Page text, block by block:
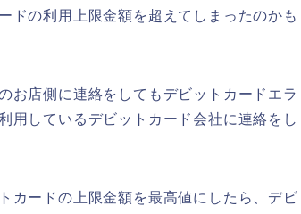
ドの利用上限金額を超えてしまったのかも
お店側に連絡をしてもデビットカードエラ
用しているデビットカード会社に連絡をし
カードの上限金額を最高値にしたら、デビ